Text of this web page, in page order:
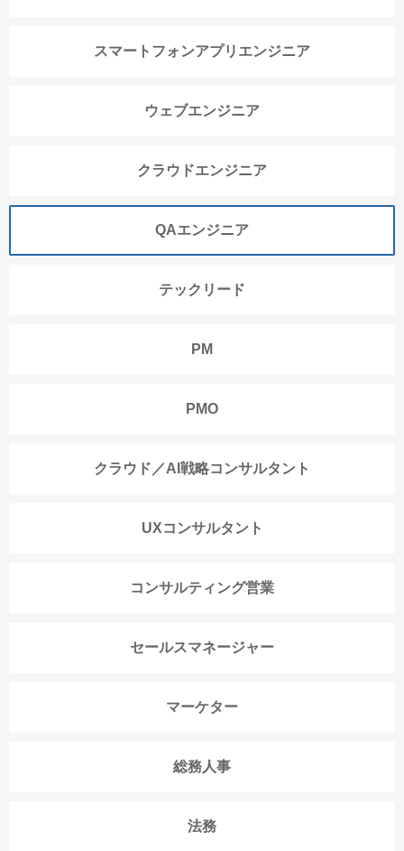
スマートフォンアプリエンジニア
ウェブエンジニア
クラウドエンジニア
QAエンジニア
テックリード
PM
PMO
クラウド／AI戦略コンサルタント
UXコンサルタント
コンサルティング営業
セールスマネージャー
マーケター
総務人事
法務